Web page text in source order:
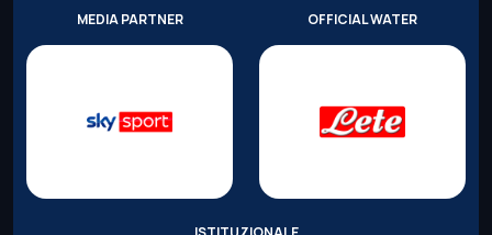
MEDIA PARTNER OFFICIAL WATER